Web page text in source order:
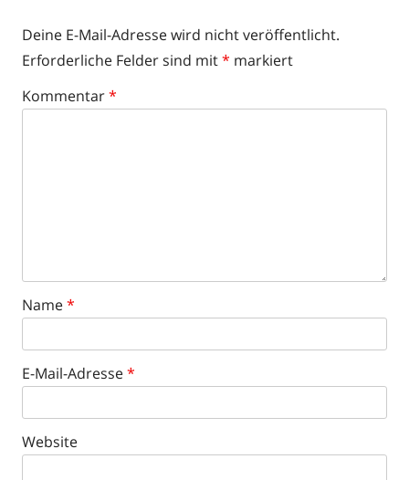
Deine E-Mail-Adresse wird nicht veröffentlicht.
Erforderliche Felder sind mit* markiert
Kommentar*
Name*
E-Mail-Adresse*
Website